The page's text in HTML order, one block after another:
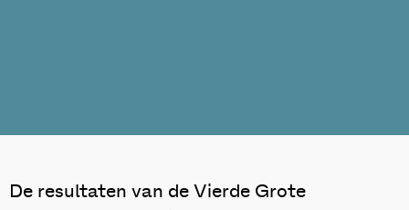
De resultaten van de Vierde Grote